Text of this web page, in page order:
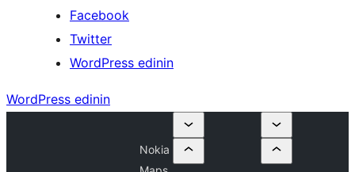
Facebook
Twitter
WordPress edinin
WordPress edinin
Nokia